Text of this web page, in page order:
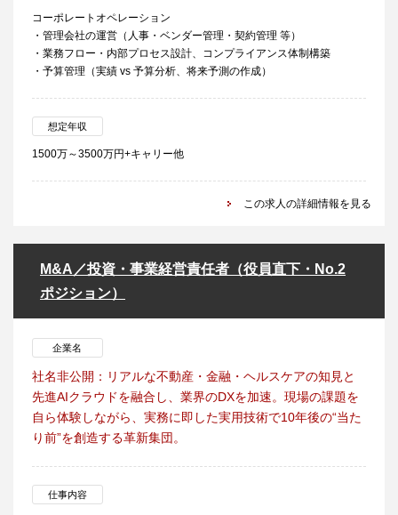
コーポレートオペレーション
・管理会社の運営（人事・ベンダー管理・契約管理 等）
・業務フロー・内部プロセス設計、コンプライアンス体制構築
・予算管理（実績 vs 予算分析、将来予測の作成）
想定年収
1500万～3500万円+キャリー他
この求人の詳細情報を見る
M&A／投資・事業経営責任者（役員直下・No.2
ポジション）
企業名
社名非公開：リアルな不動産・金融・ヘルスケアの知見と
先進AIクラウドを融合し、業界のDXを加速。現場の課題を
自ら体験しながら、実務に即した実用技術で10年後の“当た
り前”を創造する革新集団。
仕事内容